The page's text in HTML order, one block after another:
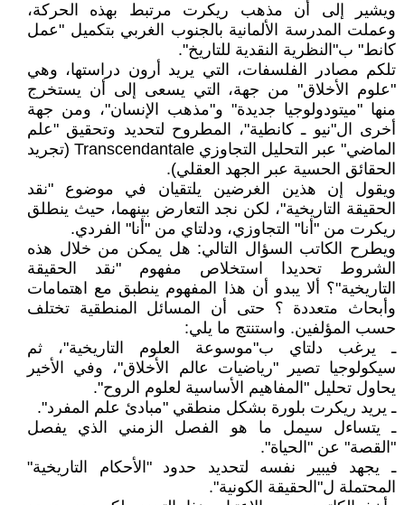
ويشير إلى أن مذهب ريكرت مرتبط بهذه الحركة،
وعملت المدرسة الألمانية بالجنوب الغربي بتكميل "عمل
كانط" ب"النظرية النقدية للتاريخ".
تلكم مصادر الفلسفات، التي يريد أرون دراستها، وهي
"علوم الأخلاق" من جهة، التي يسعى إلى أن يستخرج
منها "ميتودولوجيا جديدة" و"مذهب الإنسان"، ومن جهة
أخرى ال"نيو ـ كانطية"، المطروح لتحديد وتحقيق "علم
الماضي" عبر التحليل التجاوزي Transcendantale (تجريد
الحقائق الحسية عبر الجهد العقلي).
ويقول إن هذين الغرضين يلتقيان في موضوع "نقد
الحقيقة التاريخية"، لكن نجد التعارض بينهما، حيث ينطلق
ريكرت من "أنا" التجاوزي، ودلتاي من "أنا" الفردي.
ويطرح الكاتب السؤال التالي: هل يمكن من خلال هذه
الشروط تحديدا استخلاص مفهوم "نقد الحقيقة
التاريخية"؟ ألا يبدو أن هذا المفهوم ينطبق مع اهتمامات
وأبحاث متعددة ؟ حتى أن المسائل المنطقية تختلف
حسب المؤلفين. واستنتج ما يلي:
ـ يرغب دلتاي ب"موسوعة العلوم التاريخية"، ثم
سيكولوجيا تصير "رياضيات عالم الأخلاق"، وفي الأخير
يحاول تحليل "المفاهيم الأساسية لعلوم الروح".
ـ يريد ريكرت بلورة بشكل منطقي "مبادئ علم المفرد".
ـ يتساءل سيمل ما هو الفصل الزمني الذي يفصل
"القصة" عن "الحياة".
ـ يجهد فيبير نفسه لتحديد حدود "الأحكام التاريخية"
المحتملة ل"الحقيقة الكونية".